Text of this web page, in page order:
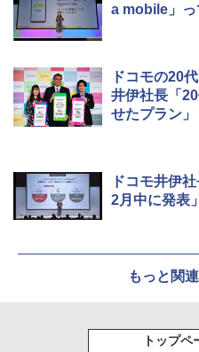
a mobile」
ドコモの20
井伊社長「
せたプラン」
ドコモ井伊
2月中に発表」
もっと関
トップペ